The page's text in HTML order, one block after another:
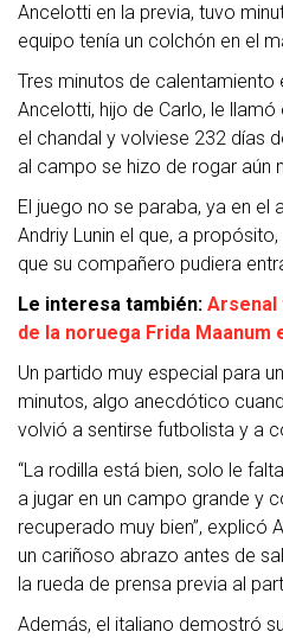
Ancelotti en la previa, tuvo
equipo tenía un colchón en el
Tres minutos de calentamiento
Ancelotti, hijo de Carlo, le
el chandal y volviese 232 días
al campo se hizo de rogar aún
El juego no se paraba, ya en el
Andriy Lunin el que, a
que su compañero pudiera
Le interesa también: Arsenal
de la noruega Frida Maanum
Un partido muy especial para
minutos, algo anecdótico
volvió a sentirse futbolista y a
“La rodilla está bien, solo le
a jugar en un campo grande y
recuperado muy bien”, explicó
un cariñoso abrazo antes de
la rueda de prensa previa al
Además, el italiano demostró